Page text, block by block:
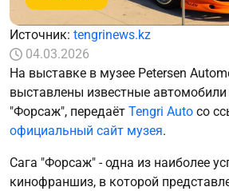
Источник: tengrinews.kz
04.03.2026
На выставке в музее Petersen
выставлены известные
"Форсаж", передаёт Tengri Auto со
официальный сайт музея.
Сага "Форсаж" - одна из наиболее
кинофраншиз, в которой